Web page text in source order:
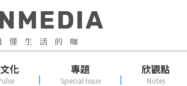
化 專題
Special Issue
欣觀點
Notes